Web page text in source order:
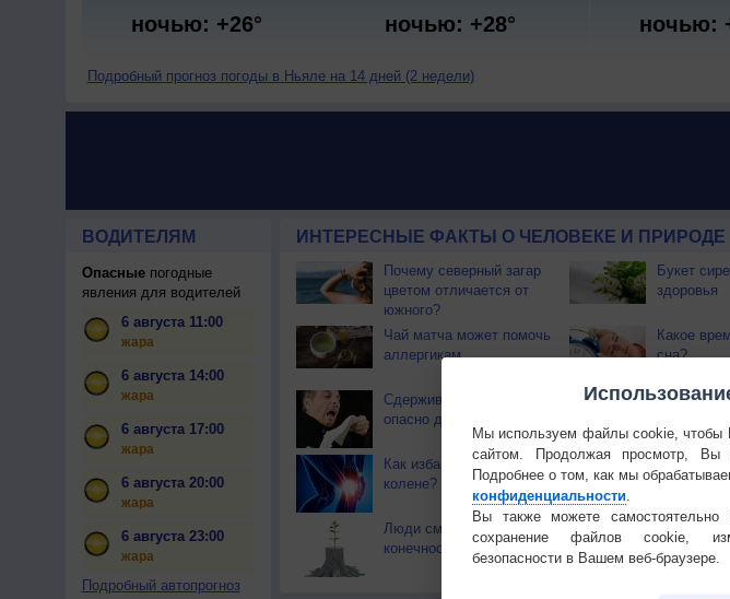
ночью: +26° ночью: +28° ночью:
Подробный прогноз погоды в Ньяле на 14 дней (2 недели)
ВОДИТЕЛЯМ
Опасныепогодные
явления для водителей
6 августа 11:00
жара
6 августа 14:00
жара
6 августа 17:00
жара
6 августа 20:00
жара
6 августа 23:00
жара
Подробный автопрогноз
ИНТЕРЕСНЫЕ ФАКТЫ О ЧЕЛОВЕКЕ И ПРИРОДЕ
Почему северный загар
цветом отличается от
южного?
Букет
здоровья
Чай матча может помочь
аллергикам
Какое
сна?
Сдерживать чихание
опасно для здоровья
Как шум
Как избавиться от боли в
колене?
Еда для
сердца.
Люди смогут отращивать
конечности
9
кожи
Мы используем файлы cookie, чтобы
сайтом. Продолжая просмотр, Вы
Подробнее о том, как мы
конфиденциальности.
Вы также можете самостоятельно
сохранение файлов cookie,
безопасности в Вашем веб-браузере.